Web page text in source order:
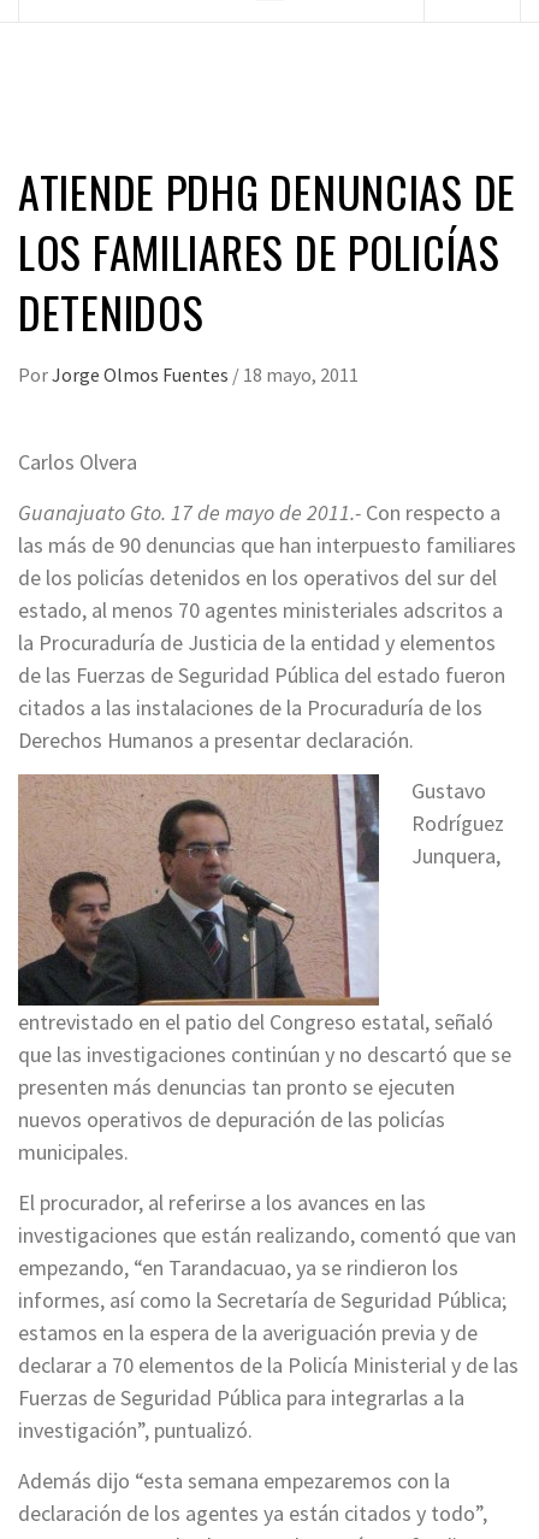
ATIENDE PDHG DENUNCIAS DE
LOS FAMILIARES DE POLICÍAS
DETENIDOS
PorJorge Olmos Fuentes / 18 mayo, 2011
Carlos Olvera
Guanajuato Gto. 17 de mayo de 2011.- Con respecto a
las más de 90 denuncias que han interpuesto familiares
de los policías detenidos en los operativos del sur del
estado, al menos 70 agentes ministeriales adscritos a
la Procuraduría de Justicia de la entidad y elementos
de las Fuerzas de Seguridad Pública del estado fueron
citados a las instalaciones de la Procuraduría de los
Derechos Humanos a presentar declaración.
Gustavo
Rodríguez
Junquera,
entrevistado en el patio del Congreso estatal, señaló
que las investigaciones continúan y no descartó que se
presenten más denuncias tan pronto se ejecuten
nuevos operativos de depuración de las policías
municipales.
El procurador, al referirse a los avances en las
investigaciones que están realizando, comentó que van
empezando, “en Tarandacuao, ya se rindieron los
informes, así como la Secretaría de Seguridad Pública;
estamos en la espera de la averiguación previa y de
declarar a 70 elementos de la Policía Ministerial y de las
Fuerzas de Seguridad Pública para integrarlas a la
investigación”, puntualizó.
Además dijo “esta semana empezaremos con la
declaración de los agentes ya están citados y todo”,